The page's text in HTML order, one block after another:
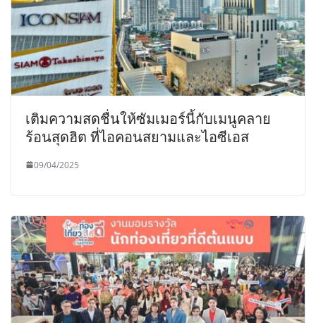
เติมความสดชื่นให้ซัมเมอร์นี้กับเมนูคลาย
ร้อนสุดฮิต ที่ไอคอนสยามและไอซีเอส
09/04/2025